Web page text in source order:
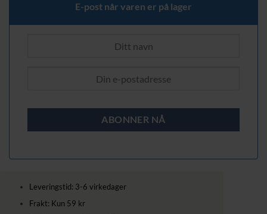
E-post når varen er på lager
Leveringstid: 3-6 virkedager
Frakt: Kun 59 kr